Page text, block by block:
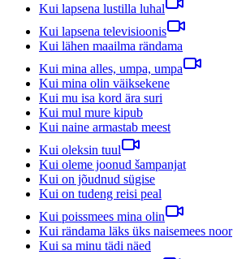
Kui lapsena lustilla luhal
Kui lapsena televisioonis
Kui lähen maailma rändama
Kui mina alles, umpa, umpa
Kui mina olin väiksekene
Kui mu isa kord ära suri
Kui mul mure kipub
Kui naine armastab meest
Kui oleksin tuul
Kui oleme joonud šampanjat
Kui on jõudnud sügise
Kui on tudeng reisi peal
Kui poissmees mina olin
Kui rändama läks üks naisemees noor
Kui sa minu tädi näed